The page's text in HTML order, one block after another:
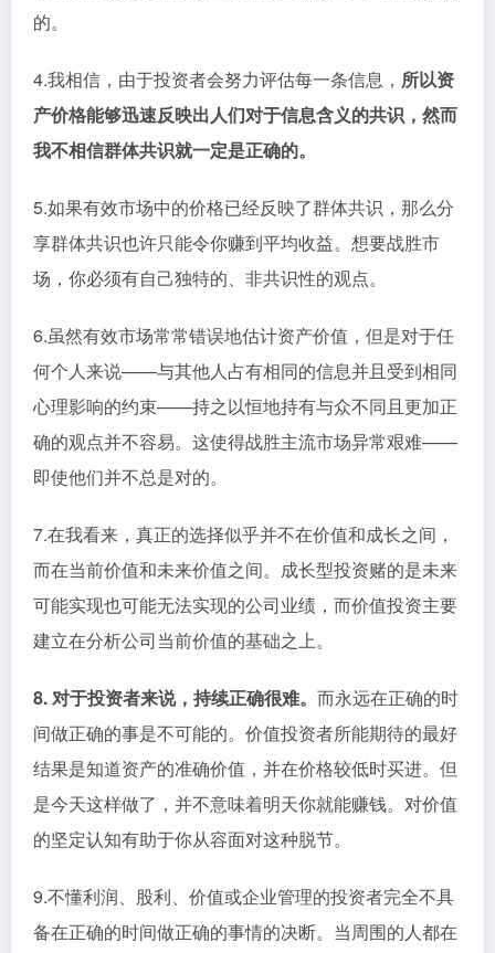
的。
4.我相信，由于投资者会努力评估每一条信息， 所以资
产价格能够迅速反映出人们对于信息含义的共识，然而
我不相信群体共识就一定是正确的。
5.如果有效市场中的价格已经反映了群体共识，那么分
享群体共识也许只能令你赚到平均收益。想要战胜市
场，你必须有自己独特的、非共识性的观点。
6.虽然有效市场常常错误地估计资产价值，但是对于任
何个人来说——与其他人占有相同的信息并且受到相同
心理影响的约束——持之以恒地持有与众不同且更加正
确的观点并不容易。这使得战胜主流市场异常艰难——
即使他们并不总是对的。
7.在我看来，真正的选择似乎并不在价值和成长之间，
而在当前价值和未来价值之间。成长型投资赌的是未来
可能实现也可能无法实现的公司业绩，而价值投资主要
建立在分析公司当前价值的基础之上。
8. 对于投资者来说，持续正确很难。 而永远在正确的时
间做正确的事是不可能的。价值投资者所能期待的最好
结果是知道资产的准确价值，并在价格较低时买进。但
是今天这样做了，并不意味着明天你就能赚钱。对价值
的坚定认知有助于你从容面对这种脱节。
9.不懂利润、股利、价值或企业管理的投资者完全不具
备在正确的时间做正确的事情的决断。当周围的人都在